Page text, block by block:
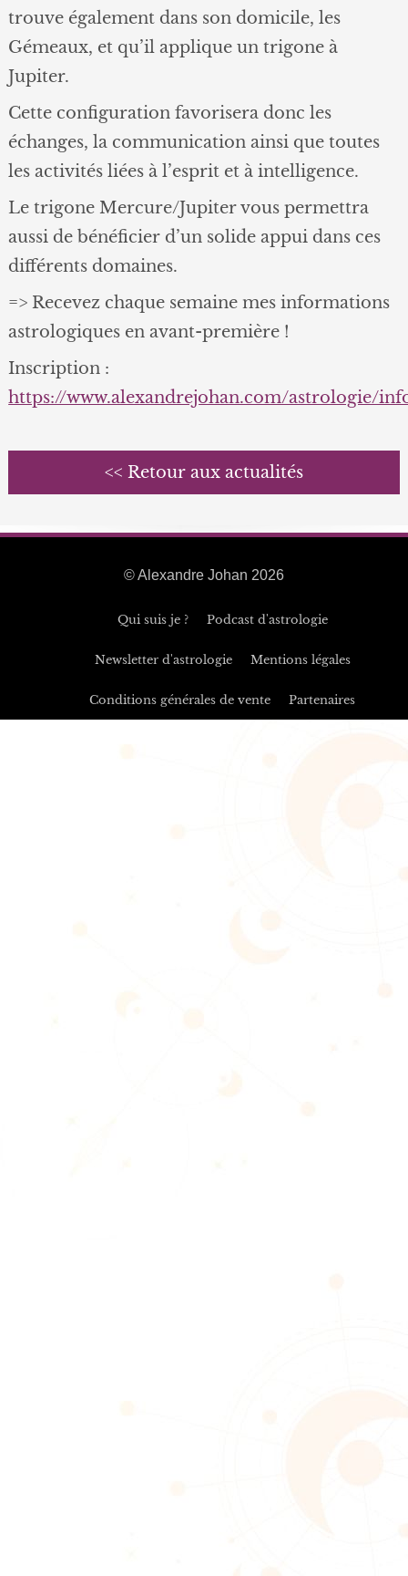
trouve également dans son domicile, les
Gémeaux, et qu’il applique un trigone à
Jupiter.
Cette configuration favorisera donc les
échanges, la communication ainsi que toutes
les activités liées à l’esprit et à intelligence.
Le trigone Mercure/Jupiter vous permettra
aussi de bénéficier d’un solide appui dans ces
différents domaines.
=> Recevez chaque semaine mes informations
astrologiques en avant-première !
Inscription :
https://www.alexandrejohan.com/astrologie/
<< Retour aux actualités
© Alexandre Johan 2026
Qui suis je ? Podcast d'astrologie
Newsletter d'astrologie Mentions légales
Conditions générales de vente Partenaires